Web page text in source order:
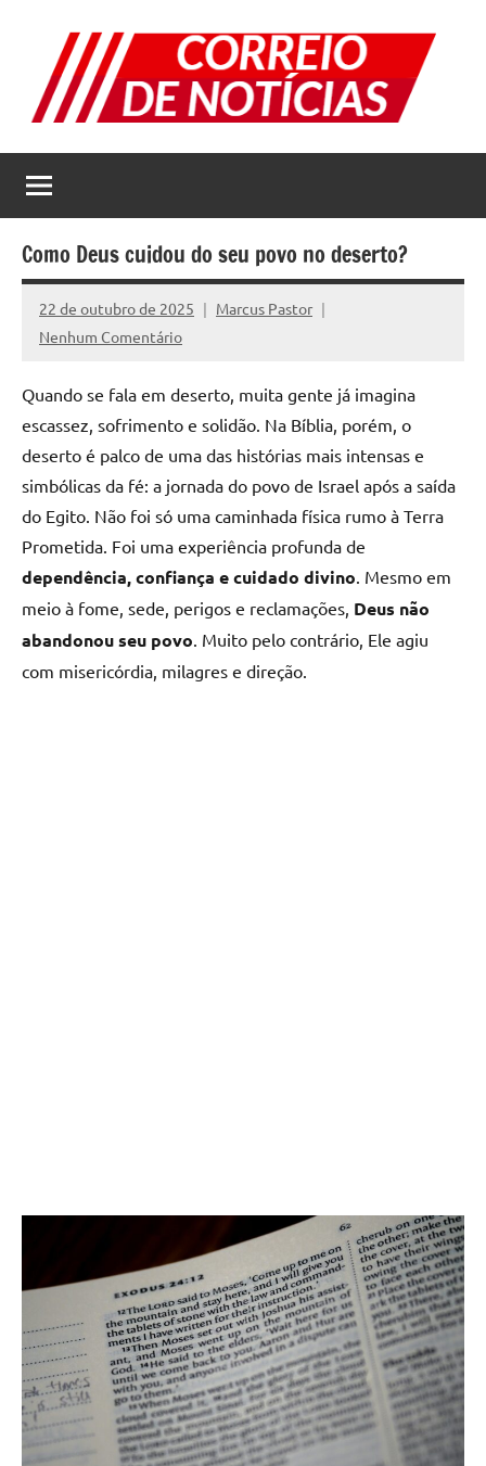
conteúdo
Correio
de
Notícias
as
melhores
notícias
internet
Como Deus cuidou do seu povo no deserto?
22 de outubro de 2025
Marcus Pastor
Nenhum Comentário
Quando se fala em deserto, muita gente já imagina
escassez, sofrimento e solidão. Na Bíblia, porém, o
deserto é palco de uma das histórias mais intensas e
simbólicas da fé: a jornada do povo de Israel após a saída
do Egito. Não foi só uma caminhada física rumo à Terra
Prometida. Foi uma experiência profunda de
dependência, confiança e cuidado divino. Mesmo em
meio à fome, sede, perigos e reclamações, Deus não
abandonou seu povo. Muito pelo contrário, Ele agiu
com misericórdia, milagres e direção.